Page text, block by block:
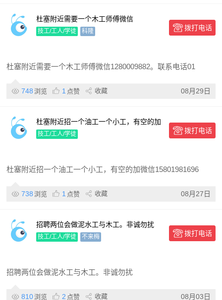
杜塞附近需要一个木工师傅微信
1280009882。联系电话
技工/工人/学徒 科隆 拨打电话
杜塞附近需要一个木工师傅微信1280009882。联系电话01
748 浏览 1 点赞 收藏 08月29日
杜塞附近招一个油工一个小工，有空的加
微信
技工/工人/学徒 拨打电话
杜塞附近招一个油工一个小工，有空的加微信15801981696
738 浏览 1 点赞 收藏 08月27日
招聘两位会做泥水工与木工。非诚勿扰
技工/工人/学徒 不来梅 拨打电话
招聘两位会做泥水工与木工。非诚勿扰
810浏览 2 点赞 收藏 08月03日